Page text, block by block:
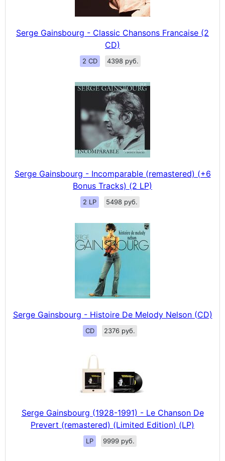
Serge Gainsbourg - Classic Chansons Francaise (2
CD)
2 CD 4398 руб.
Serge Gainsbourg - Incomparable (remastered) (+6
Bonus Tracks) (2 LP)
2 LP 5498 руб.
Serge Gainsbourg - Histoire De Melody Nelson (CD)
CD 2376 руб.
Serge Gainsbourg (1928-1991) - Le Chanson De
Prevert (remastered) (Limited Edition) (LP)
LP 9999 руб.